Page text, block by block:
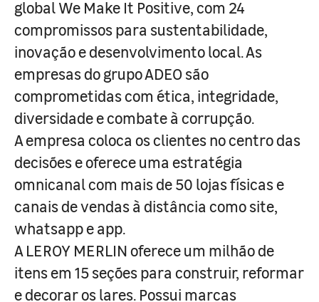
global We Make It Positive, com 24
compromissos para sustentabilidade,
inovação e desenvolvimento local. As
empresas do grupo ADEO são
comprometidas com ética, integridade,
diversidade e combate à corrupção.
A empresa coloca os clientes no centro das
decisões e oferece uma estratégia
omnicanal com mais de 50 lojas físicas e
canais de vendas à distância como site,
whatsapp e app.
A LEROY MERLIN oferece um milhão de
itens em 15 seções para construir, reformar
e decorar os lares. Possui marcas